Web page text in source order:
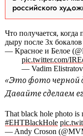
российского
Что получается,
дыру после 3х
— Красное и Белое
pic.twitter.com/
— Vadim Elistratov
«Это фото черной
Давайте сделаем
That black hole photo is
#EHTBlackHole
— Andy Croson